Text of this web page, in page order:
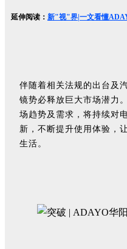
延伸阅读： 新"视"界|一文看懂
伴随着相关法规的出台及
镜势必释放巨大市场潜力
场趋势及需求，将持续对
新，不断提升使用体验，
生活。